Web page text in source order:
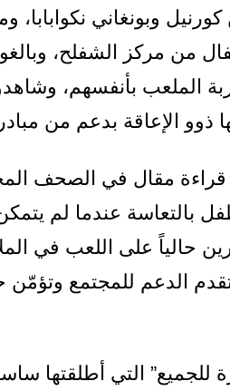
وبونغاني نكوابابا،
من مركز الشفلح،
الملعب بأنفسهم،
الإعاقة بدعم من
مقال في الصحف
عندما لم
حالياً على اللعب في
الدعم للمجتمع وتؤمّن
للجميع” التي أطلقتها